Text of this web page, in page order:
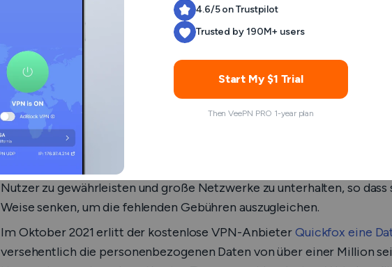
Warum kostenlose VPNs
sicher sind
Im Allgemeinen sind kostenlose VPNs nicht sicher. Der Grund dafür
gibt. Viele bieten nur einen begrenzten Schutz, wobei einige Ihre
Cybersicherheit gefährden. VPN-Anbieter haben oft hohe
Nutzer zu gewährleisten und große Netzwerke zu unterhalten, so dass
Weise senken, um die fehlenden Gebühren auszugleichen.
Im Oktober 2021 erlitt der kostenlose VPN-AnbieterQuickfox eine
versehentlich die personenbezogenen Daten von über einer Million
4.6/5 on Trustpilot
Trusted by 190M+ users
Start My $1 Trial
Then VeePN PRO 1-year plan